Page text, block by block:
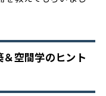
空間学のヒント